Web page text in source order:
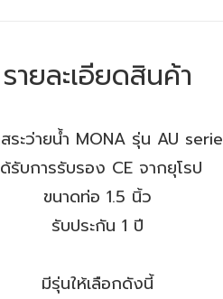
รายละเอียดสินค้า
ระว่ายน้ำ MONA รุ่น AU
รับการรับรอง CE จากยุโรป
ขนาดท่อ 1.5 นิ้ว
รับประกัน 1 ปี
มีรุ่นให้เลือกดังนี้